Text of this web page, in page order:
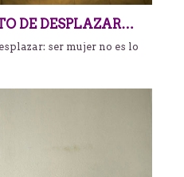
DE DESPLAZAR…
ser mujer no es lo